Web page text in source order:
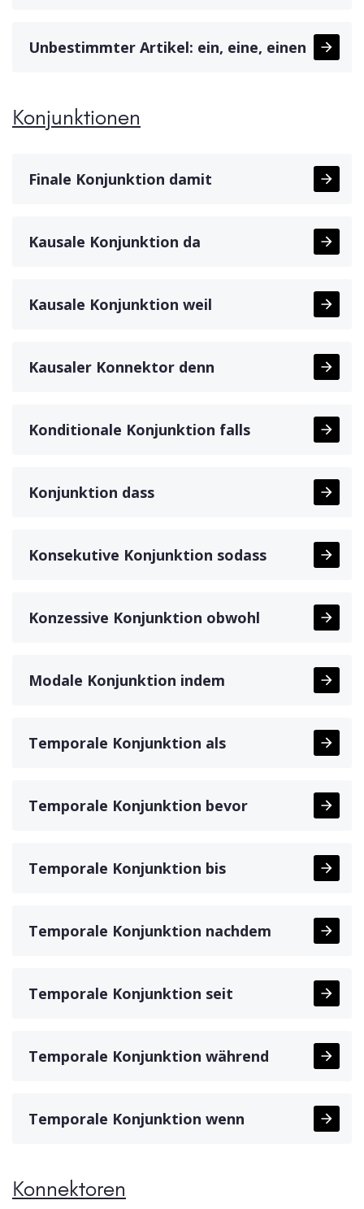
Unbestimmter Artikel: ein, eine, einen
Konjunktionen
Finale Konjunktion damit
Kausale Konjunktion da
Kausale Konjunktion weil
Kausaler Konnektor denn
Konditionale Konjunktion falls
Konjunktion dass
Konsekutive Konjunktion sodass
Konzessive Konjunktion obwohl
Modale Konjunktion indem
Temporale Konjunktion als
Temporale Konjunktion bevor
Temporale Konjunktion bis
Temporale Konjunktion nachdem
Temporale Konjunktion seit
Temporale Konjunktion während
Temporale Konjunktion wenn
Konnektoren